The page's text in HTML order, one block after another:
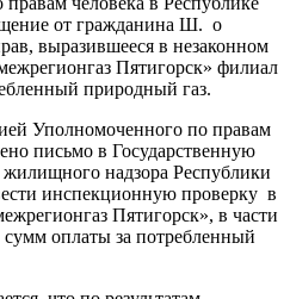
от гражданина Ш. о
выразившееся в незаконном
Пятигорск» филиал
природный газ.
Уполномоченного по правам
письмо в Государственную
надзора Республики
инспекционную проверку в
Пятигорск», в части
оплаты за потребленный